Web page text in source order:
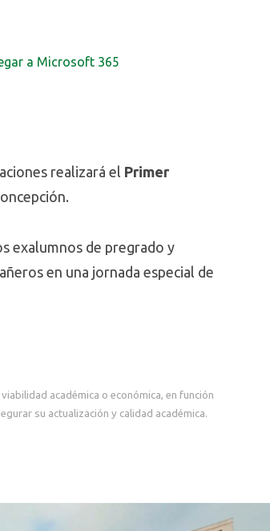
a Microsoft 365
realizará el Primer
exalumnos de pregrado y
en una jornada especial de
académica o económica, en función
su actualización y calidad académica.